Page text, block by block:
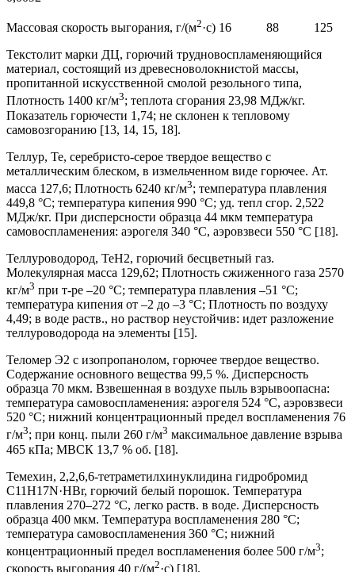
Массовая скорость выгорания, г/(м2·с) 16 88 125
Текстолит марки ДЦ, горючий трудновоспламеняющийся
материал, состоящий из древесноволокнистой массы,
пропитанной искусственной смолой резольного типа,
Плотность 1400 кг/м3; теплота сгорания 23,98 МДж/кг.
Показатель горючести 1,74; не склонен к тепловому
самовозгоранию [13, 14, 15, 18].
Теллур, Te, серебристо-серое твердое вещество с
металлическим блеском, в измельченном виде горючее. Ат.
масса 127,6; Плотность 6240 кг/м3; температура плавления
449,8 °С; температура кипения 990 °С; уд. тепл сгор. 2,522
МДж/кг. При дисперсности образца 44 мкм температура
самовоспламенения: аэрогеля 340 °С, аэровзвеси 550 °С [18].
Теллуроводород, TeH2, горючий бесцветный газ.
Молекулярная масса 129,62; Плотность сжиженного газа 2570
кг/м3 при т-ре –20 °С; температура плавления –51 °С;
температура кипения от –2 до –3 °С; Плотность по воздуху
4,49; в воде раств., но раствор неустойчив: идет разложение
теллуроводорода на элементы [15].
Теломер Э2 с изопропанолом, горючее твердое вещество.
Содержание основного вещества 99,5 %. Дисперсность
образца 70 мкм. Взвешенная в воздухе пыль взрывоопасна:
температура самовоспламенения: аэрогеля 524 °С, аэровзвеси
520 °С; нижний концентрационный предел воспламенения 76
г/м3; при конц. пыли 260 г/м3 максимальное давление взрыва
465 кПа; МВСК 13,7 % об. [18].
Темехин, 2,2,6,6-тетраметилхинуклидина гидробромид
C11H17N·HBr, горючий белый порошок. Температура
плавления 270–272 °С, легко раств. в воде. Дисперсность
образца 400 мкм. Температура воспламенения 280 °С;
температура самовоспламенения 360 °С; нижний
концентрационный предел воспламенения более 500 г/м3;
скорость выгорания 40 г/(м2·с) [18].